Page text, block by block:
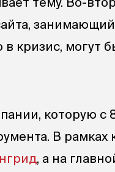
кризис, могут
которую с
В рамках
, а на